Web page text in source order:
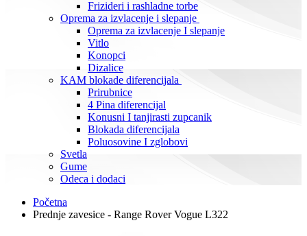
Frizideri i rashladne torbe
Oprema za izvlacenje i slepanje
Oprema za izvlacenje I slepanje
Vitlo
Konopci
Dizalice
KAM blokade diferencijala
Prirubnice
4 Pina diferencijal
Konusni I tanjirasti zupcanik
Blokada diferencijala
Poluosovine I zglobovi
Svetla
Gume
Odeca i dodaci
Početna
Prednje zavesice - Range Rover Vogue L322